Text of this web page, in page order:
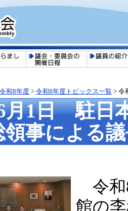
令和8年度> 令和8年度トピックス一覧 > 令
月1日 駐日
領事による
令和
館の